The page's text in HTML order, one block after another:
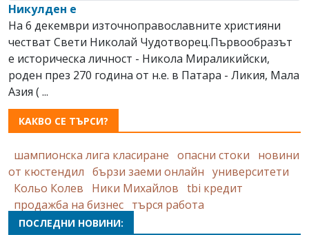
Никулден е
На 6 декември източноправославните християни
честват Свeти Николай Чудотворец.Първообразът
е историческа личност - Никола Мираликийски,
роден през 270 година от н.е. в Патара - Ликия, Мала
Азия ( ...
КАКВО СЕ ТЪРСИ?
шампионска лига класиране опасни стоки
новини
от кюстендил бързи заеми онлайн университети
Кольо Колев
Ники Михайлов tbi кредит
продажба на бизнес търся работа
ПОСЛЕДНИ НОВИНИ: